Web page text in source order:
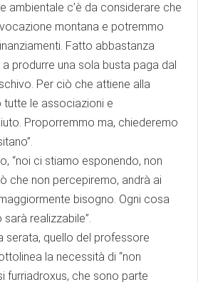
ambientale c’è da considerare che
montana e potremmo
Fatto abbastanza
produrre una sola busta paga dal
Per ciò che attiene alla
tutte le associazioni e
Proporremmo ma, chiederemo
“noi ci stiamo esponendo, non
che non percepiremo, andrà ai
bisogno. Ogni cosa
realizzabile”.
serata, quello del professore
la necessità di “non
furriadroxus, che sono parte